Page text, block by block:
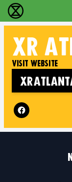
Extinction
XR
VISIT WEBSITE
Follow XR